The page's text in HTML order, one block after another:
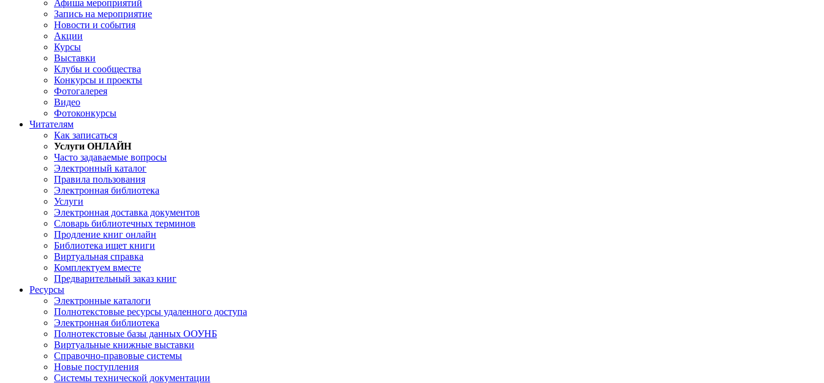
Афиша мероприятий
Запись на мероприятие
Новости и события
Акции
Курсы
Выставки
Клубы и сообщества
Конкурсы и проекты
Фотогалерея
Видео
Фотоконкурсы
Читателям
Как записаться
Услуги ОНЛАЙН
Часто задаваемые вопросы
Электронный каталог
Правила пользования
Электронная библиотека
Услуги
Электронная доставка документов
Словарь библиотечных терминов
Продление книг онлайн
Библиотека ищет книги
Виртуальная справка
Комплектуем вместе
Предварительный заказ книг
Ресурсы
Электронные каталоги
Полнотекстовые ресурсы удаленного доступа
Электронная библиотека
Полнотекстовые базы данных ООУНБ
Виртуальные книжные выставки
Справочно-правовые системы
Новые поступления
Cистемы технической документации